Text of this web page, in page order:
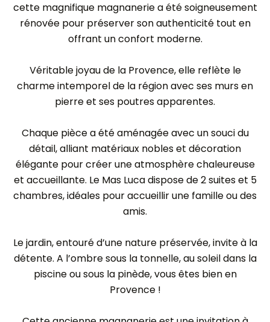
cette magnifique magnanerie a été soigneusement
rénovée pour préserver son authenticité tout en
offrant un confort moderne.
Véritable joyau de la Provence, elle reflète le
charme intemporel de la région avec ses murs en
pierre et ses poutres apparentes.
Chaque pièce a été aménagée avec un souci du
détail, alliant matériaux nobles et décoration
élégante pour créer une atmosphère chaleureuse
et accueillante. Le Mas Luca dispose de 2 suites et 5
chambres, idéales pour accueillir une famille ou des
amis.
Le jardin, entouré d’une nature préservée, invite à la
détente. A l’ombre sous la tonnelle, au soleil dans la
piscine ou sous la pinède, vous êtes bien en
Provence !